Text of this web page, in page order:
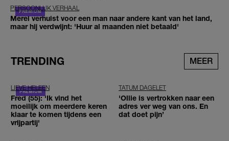
PERSOONLIJK VERHAAL
Merel verhuist voor een man naar andere kant van het land,
maar hij verdwijnt: 'Huur al maanden niet betaald'
TRENDING MEER
LIEVE HELEEN
Fred (55): 'Ik vind het
moeilijk om meerdere keren
klaar te komen tijdens een
vrijpartij'
TATUM DAGELET
'Ollie is vertrokken naar een
adres ver weg van ons. En
dat doet pijn’